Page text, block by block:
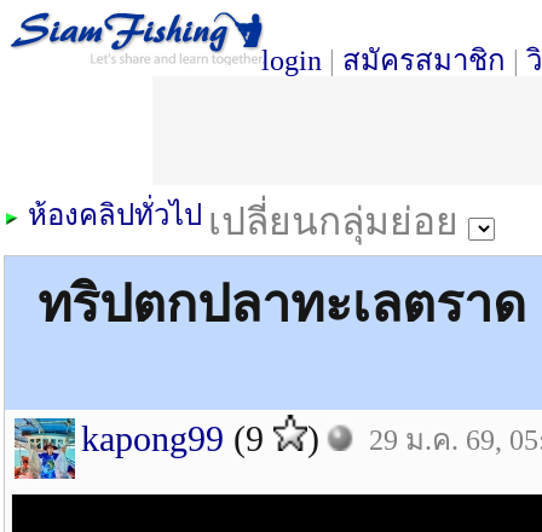
login | สมัครสมาชิก |
เปลี่ยนกลุ่มย่อย
ห้องคลิปทั่วไป
ทริปตกปลาทะเลตราด
kapong99 (9 ) 29 ม.ค. 69,